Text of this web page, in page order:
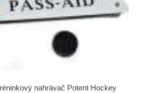
nahrávač Potent Hockey